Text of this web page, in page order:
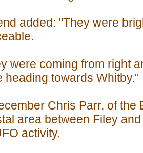
added: "They were
were coming from right
heading towards Whitby."
Chris Parr, of
area between Filey
activity.